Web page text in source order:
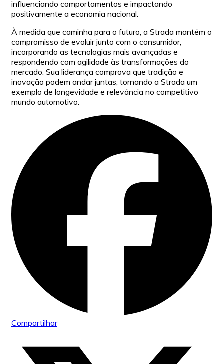
influenciando comportamentos e impactando
positivamente a economia nacional.
À medida que caminha para o futuro, a Strada mantém o
compromisso de evoluir junto com o consumidor,
incorporando as tecnologias mais avançadas e
respondendo com agilidade às transformações do
mercado. Sua liderança comprova que tradição e
inovação podem andar juntas, tornando a Strada um
exemplo de longevidade e relevância no competitivo
mundo automotivo.
Compartilhar